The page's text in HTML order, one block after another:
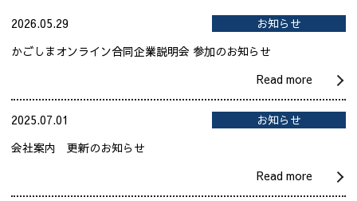
2026.05.29
お知らせ
かごしまオンライン合同企業説明会 参加のお知らせ
Read more
2025.07.01
お知らせ
会社案内 更新のお知らせ
Read more